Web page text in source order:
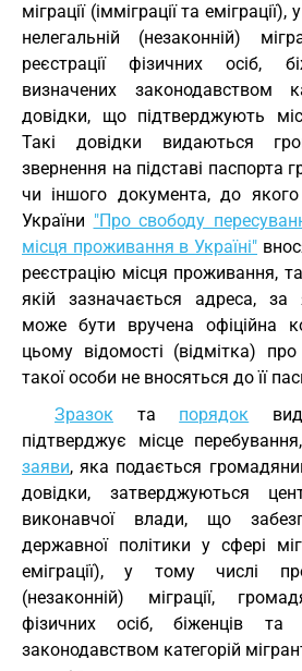
міграції (імміграції та
нелегальній (незаконній)
реєстрації фізичних осіб,
визначених законодавством
довідки, що підтверджують
Такі довідки видаються
звернення на підставі паспорта
чи іншого документа, до
України "Про свободу
місця проживання в Україні"
реєстрацію місця проживання,
якій зазначається адреса,
може бути вручена офіційна
цьому відомості (відмітка)
такої особи не вносяться до її
Зразок та порядок
підтверджує місце
заяви, яка подається
довідки, затверджуються
виконавчої влади, що
державної політики у сфері
еміграції), у тому числі
(незаконній) міграції,
фізичних осіб, біженців та
законодавством категорій